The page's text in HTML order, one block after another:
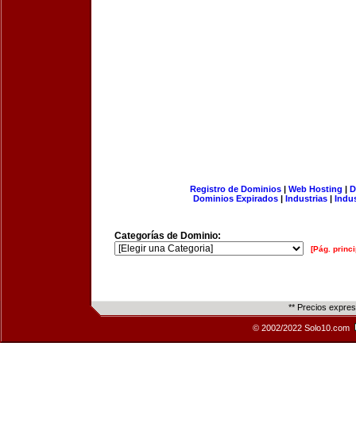
Registro de Dominios| Web Hosting |
Dominios Expirados | Industrias |
Categorías de Dominio:
[Pág.
** Precios
© 2002/2022 Solo10.com